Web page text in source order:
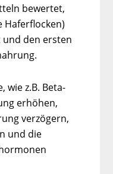
bewertet,
Haferflocken)
den ersten
wie z.B. Beta-
erhöhen,
verzögern,
und die